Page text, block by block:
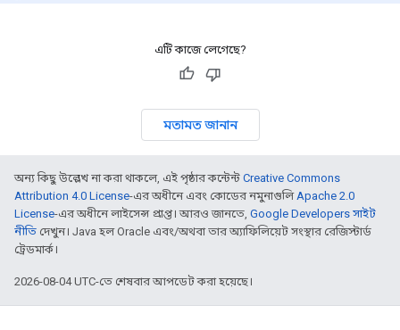
এটি কাজে লেগেছে?
মতামত জানান
অন্য কিছু উল্লেখ না করা থাকলে, এই পৃষ্ঠার কন্টেন্ট Creative Commons
Attribution 4.0 License-এর অধীনে এবং কোডের নমুনাগুলি Apache 2.0
License-এর অধীনে লাইসেন্স প্রাপ্ত। আরও জানতে, Google Developers সাইট
নীতি দেখুন। Java হল Oracle এবং/অথবা তার অ্যাফিলিয়েট সংস্থার রেজিস্টার্ড
ট্রেডমার্ক।
2026-08-04 UTC-তে শেষবার আপডেট করা হয়েছে।